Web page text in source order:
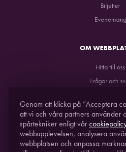
Biljetter
Evenemang
OM
Hitta till oss
Frågor och
Genom att klicka på “Acceptera
att vi och våra partners använder
spårtekniker enligt vår
webbupplevelsen, analysera
webbplatsen och anpassa